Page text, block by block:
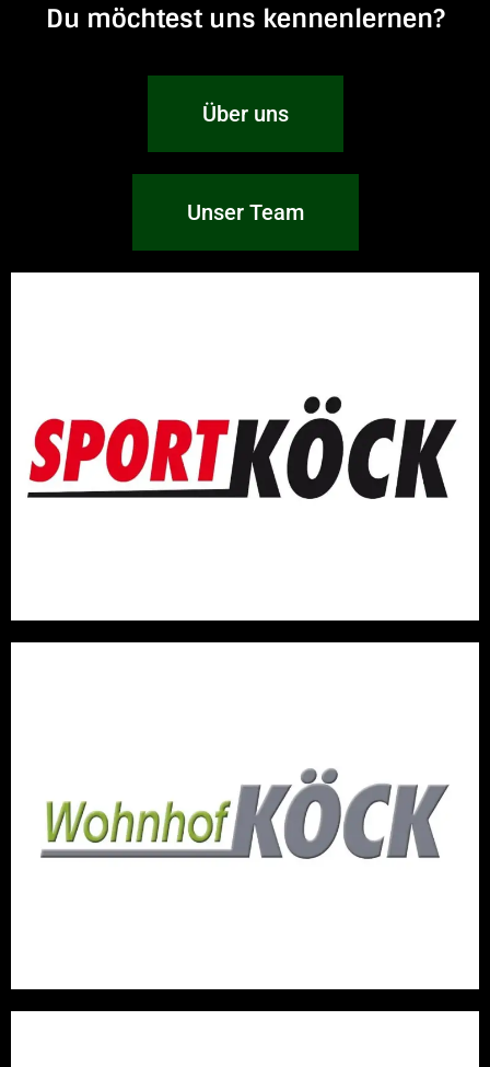
Du möchtest uns kennenlernen?
Über uns
Unser Team